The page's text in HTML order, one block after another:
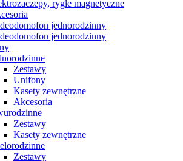
rygle magnetyczne
jednorodzinny
jednorodzinny
Zestawy
Unifony
Kasety zewnętrzne
Akcesoria
Zestawy
Kasety zewnętrzne
Zestawy